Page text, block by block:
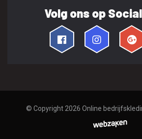
Volg ons op
© Copyright 2026 Online